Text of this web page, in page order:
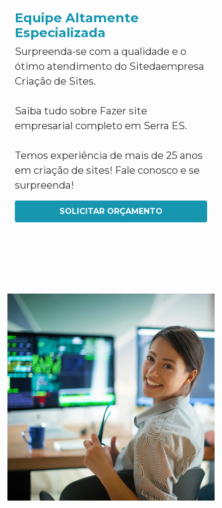
Equipe Altamente
Especializada
Surpreenda-se com a qualidade e o
ótimo atendimento do Sitedaempresa
Criação de Sites.
Saiba tudo sobre Fazer site
empresarial completo em Serra ES.
Temos experiência de mais de 25 anos
em criação de sites! Fale conosco e se
surpreenda!
SOLICITAR ORÇAMENTO